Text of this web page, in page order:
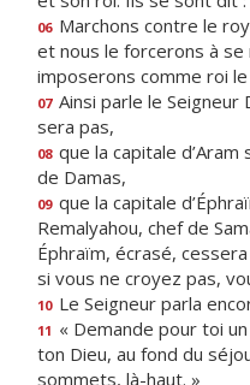
06 Marchons contre le
et nous le forcerons à se
imposerons comme roi
07 Ainsi parle le Seigneur
sera pas,
08 que la capitale
de Damas,
09 que la capitale
Remalyahou, chef de
Éphraïm, écrasé,
si vous ne croyez pas,
10 Le Seigneur parla
11 « Demande pour toi
ton Dieu, au fond du
sommets, là-haut. »